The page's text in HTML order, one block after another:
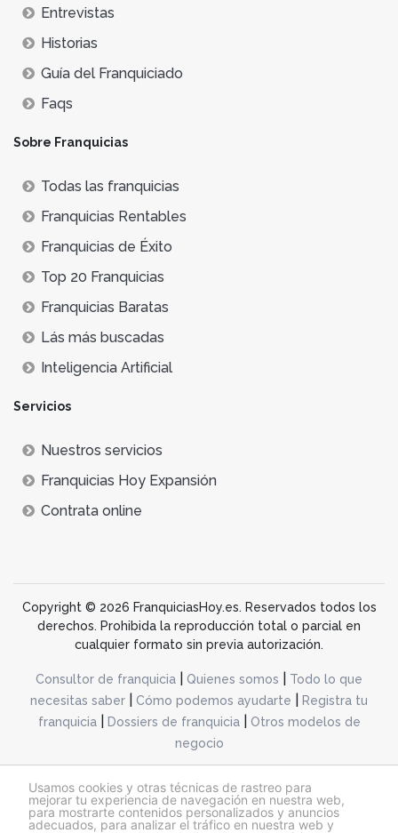
Usamos cookies y otras técnicas de rastreo para
mejorar tu experiencia de navegación en nuestra web,
para mostrarte contenidos personalizados y anuncios
adecuados, para analizar el tráfico en nuestra web y
Entrevistas
Historias
Guía del Franquiciado
Faqs
Sobre Franquicias
Todas las franquicias
Franquicias Rentables
Franquicias de Éxito
Top 20 Franquicias
Franquicias Baratas
Lás más buscadas
Inteligencia Artificial
Servicios
Nuestros servicios
Franquicias Hoy Expansión
Contrata online
Copyright © 2026 FranquiciasHoy.es. Reservados todos los
derechos. Prohibida la reproducción total o parcial en
cualquier formato sin previa autorización.
Consultor de franquicia Quienes somos
Todo lo que
necesitas saber
Cómo podemos ayudarte
Registra tu
franquicia| Dossiers de franquicia|
Otros modelos de
negocio
@franquiciashoy.es |Aviso legal| Política de cookies|Política de privacidad